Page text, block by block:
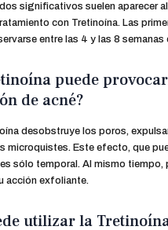
significativos suelen aparecer
con Tretinoína. Las
entre las 4 y las 8
puede
de acné?
desobstruye los poros,
microquistes. Este efecto, que
sólo temporal. Al mismo tiempo,
acción exfoliante.
utilizar la